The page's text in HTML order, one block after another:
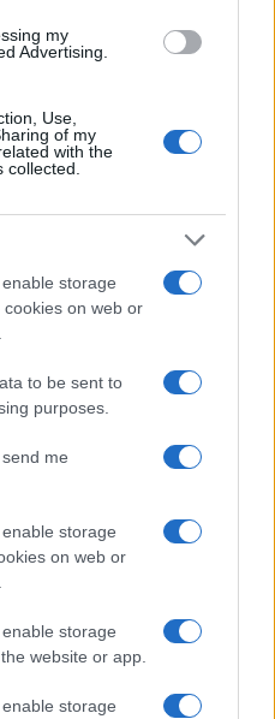
my
Advertising.
Use,
of my
with the
storage
on web or
to be sent to
purposes.
me
storage
on web or
storage
website or app.
storage
S
h
re
meteo per lunedì 10 agosto
lavoro a Olbia e in Gallura